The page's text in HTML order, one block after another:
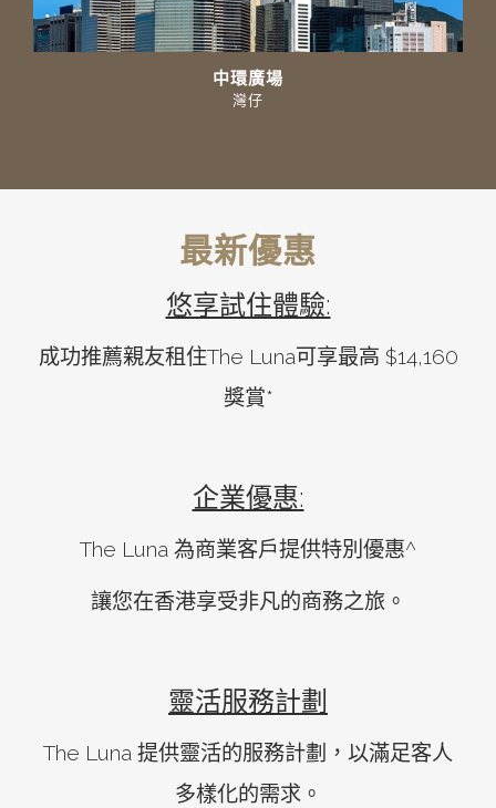
中環廣場
灣仔
最新優惠
悠享試住體驗:
成功推薦親友租住The Luna可享最高 $14,160
獎賞*
企業優惠:
The Luna 為商業客戶提供特別優惠^
讓您在香港享受非凡的商務之旅。
靈活服務計劃
The Luna 提供靈活的服務計劃，以滿足客人
多樣化的需求。